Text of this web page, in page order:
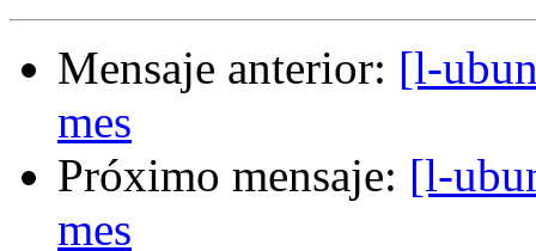
Mensaje anterior: [l-
mes
Próximo mensaje: [l-
mes